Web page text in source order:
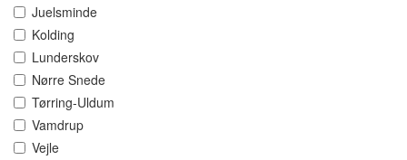
Juelsminde
Kolding
Lunderskov
Nørre Snede
Tørring-Uldum
Vamdrup
Vejle